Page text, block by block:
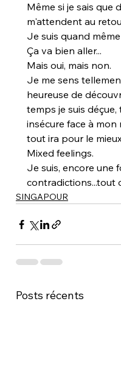
Même si je sais que
m'attendent au
Je suis quand
Ça va bien aller...
Mais oui, mais non.
Je me sens
heureuse de
temps je suis
insécure face à mon
tout ira pour le
Mixed feelings.
Je suis, encore une
contradictions...tout
SINGAPOUR
Posts récents